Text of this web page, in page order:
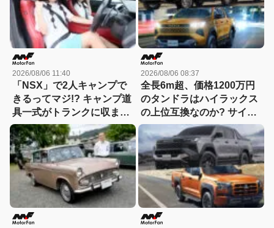
2026/08/06 11:40
「NSX」で2人キャンプで
きるってマジ!? キャンプ道
具一式がトランクに収まっ
た！「シビックRS」なら
車中泊もできる【Hondaキ
ャンプ】
2026/08/06 08:37
全長6m超、価格1200万円
のタンドラはハイラックス
の上位互換なのか? サイ
ズ・装備・走り・価格を徹
底比較して分かった決定的
な違い 【新型ハイラックス
徹底比較】